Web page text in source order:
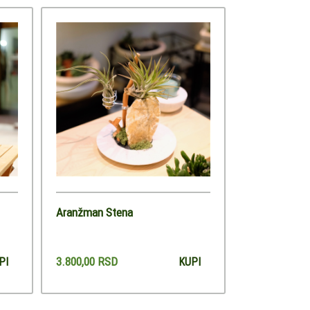
Aranžman Stena
3.800,00 RSD KUPI